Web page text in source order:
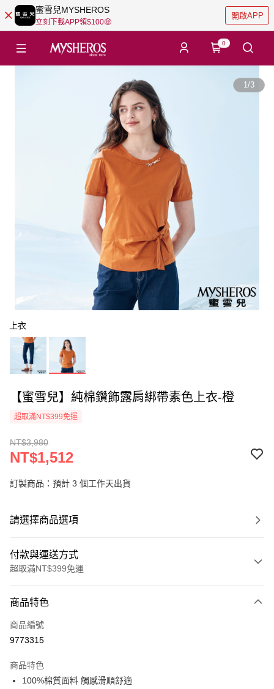
蜜雪兒MYSHEROS
立刻下載APP領$100🤑
開啟APP
0
1/3
上衣
【蜜雪兒】純棉鑽飾露肩綁帶素色上衣-橙
超取滿NT$399免運
NT$3,980
NT$1,512
訂製商品：預計 3 個工作天出貨
請選擇商品選項
付款與運送方式
超取滿NT$399免運
信用卡一次付款
信用卡分期付款
合作金庫商業銀行
華南商業銀行
LINE Pay
商品特色
商品編號
9773315
商品特色
100%棉質面料 觸感滑順舒適